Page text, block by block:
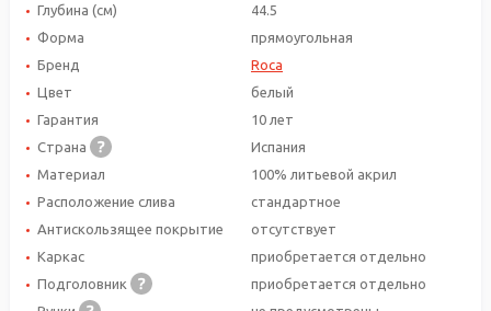
Глубина (см)
44.5
Форма
прямоугольная
Бренд
Roca
Цвет
белый
Гарантия
10 лет
Страна
Испания
Материал
100% литьевой акрил
Расположение слива
стандартное
Антискользящее покрытие
отсутствует
Каркас
приобретается отдельно
Подголовник
приобретается отдельно